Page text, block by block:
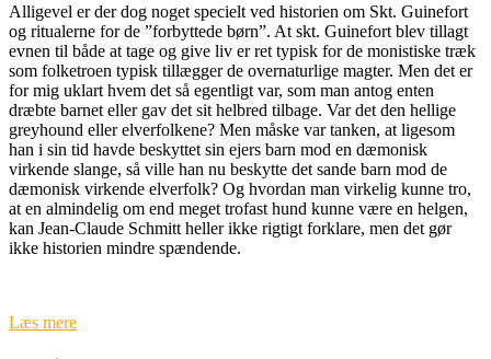
Alligevel er der dog noget specielt ved historien om Skt. Guinefort
og ritualerne for de ”forbyttede børn”. At skt. Guinefort blev tillagt
evnen til både at tage og give liv er ret typisk for de monistiske træk
som folketroen typisk tillægger de overnaturlige magter. Men det er
for mig uklart hvem det så egentligt var, som man antog enten
dræbte barnet eller gav det sit helbred tilbage. Var det den hellige
greyhound eller elverfolkene? Men måske var tanken, at ligesom
han i sin tid havde beskyttet sin ejers barn mod en dæmonisk
virkende slange, så ville han nu beskytte det sande barn mod de
dæmonisk virkende elverfolk? Og hvordan man virkelig kunne tro,
at en almindelig om end meget trofast hund kunne være en helgen,
kan Jean-Claude Schmitt heller ikke rigtigt forklare, men det gør
ikke historien mindre spændende.
Læs mere